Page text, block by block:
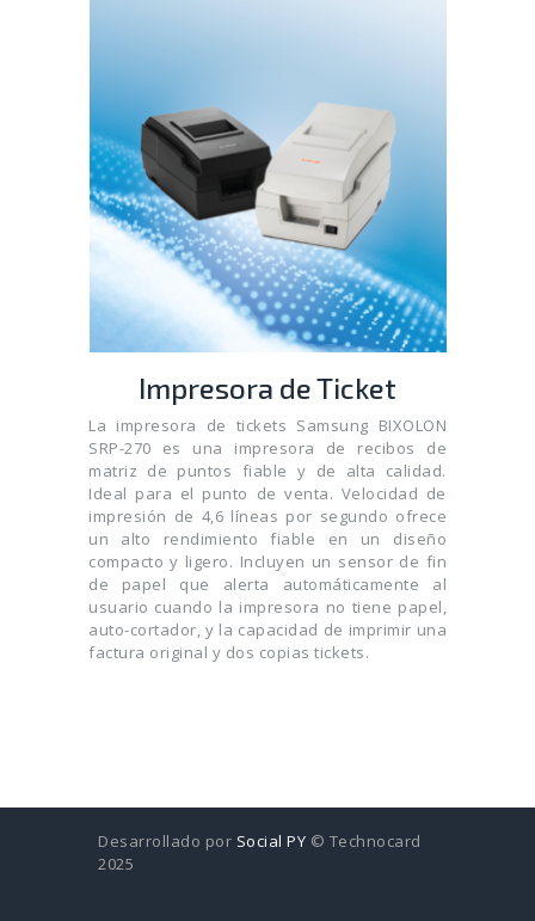
Impresora de Ticket
La impresora de tickets Samsung BIXOLON
SRP-270 es una impresora de recibos de
matriz de puntos fiable y de alta calidad.
Ideal para el punto de venta. Velocidad de
impresión de 4,6 líneas por segundo ofrece
un alto rendimiento fiable en un diseño
compacto y ligero. Incluyen un sensor de fin
de papel que alerta automáticamente al
usuario cuando la impresora no tiene papel,
auto-cortador, y la capacidad de imprimir una
factura original y dos copias tickets.
Desarrollado por Social PY © Technocard
2025